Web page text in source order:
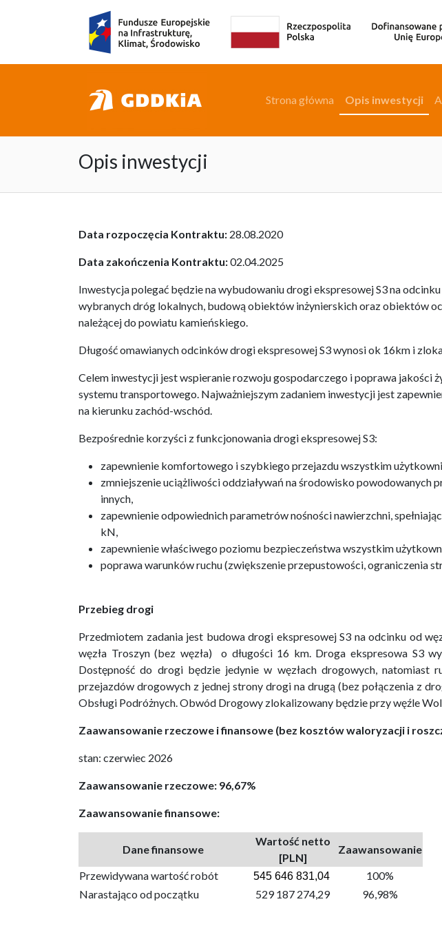
Strona główna Opis inwestycji
Opis inwestycji
Data rozpoczęcia Kontraktu: 28.08.2020
Data zakończenia Kontraktu:02.04.2025
Inwestycja polegać będzie na wybudowaniu drogi ekspresowej S3 na
wybranych dróg lokalnych, budową obiektów inżynierskich oraz obiektów
należącej do powiatu kamieńskiego.
Długość omawianych odcinków drogi ekspresowej S3 wynosi ok 16km i
Celem inwestycji jest wspieranie rozwoju gospodarczego i poprawa
systemu transportowego. Najważniejszym zadaniem inwestycji jest
na kierunku zachód-wschód.
Bezpośrednie korzyści z funkcjonowania drogi ekspresowej S3:
zapewnienie komfortowego i szybkiego przejazdu wszystkim
zmniejszenie uciążliwości oddziaływań na środowisko powodowanych
innych,
zapewnienie odpowiednich parametrów nośności nawierzchni,
kN,
zapewnienie właściwego poziomu bezpieczeństwa wszystkim
poprawa warunków ruchu (zwiększenie przepustowości, ograniczenia
Przebieg drogi
Przedmiotem zadania jest budowa drogi ekspresowej S3 na odcinku od
węzła Troszyn (bez węzła) o długości 16 km. Droga ekspresowa S3
Dostępność do drogi będzie jedynie w węzłach drogowych,
przejazdów drogowych z jednej strony drogi na drugą (bez połączenia z
Obsługi Podróżnych. Obwód Drogowy zlokalizowany będzie przy węźle
Zaawansowanie rzeczowe i finansowe (bez kosztów waloryzacji i
stan: czerwiec 2026
Zaawansowanie rzeczowe: 96,67%
Zaawansowanie finansowe:
Dane finansowe
Wartość netto
[PLN]
Zaawansowanie
Przewidywana wartość robót
545 646 831,04
100%
Narastająco od początku
529 187 274,29 96,98%